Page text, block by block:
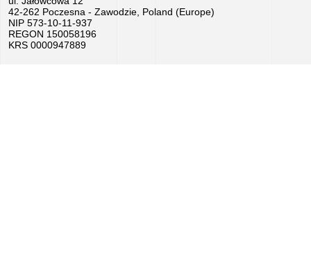
–
Aplikuj
teraz!
42-262 Poczesna - Zawodzie, Poland (Europe)
NIP 573-10-11-937
REGON 150058196
KRS 0000947889